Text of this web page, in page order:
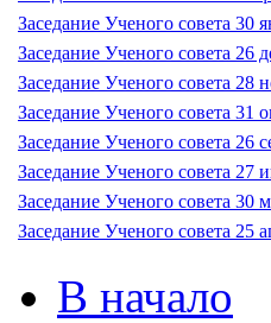
Заседание Ученого совета 30
Заседание Ученого совета 26
Заседание Ученого совета 28
Заседание Ученого совета 31
Заседание Ученого совета 26
Заседание Ученого совета 27
Заседание Ученого совета 30
Заседание Ученого совета 25
В начало